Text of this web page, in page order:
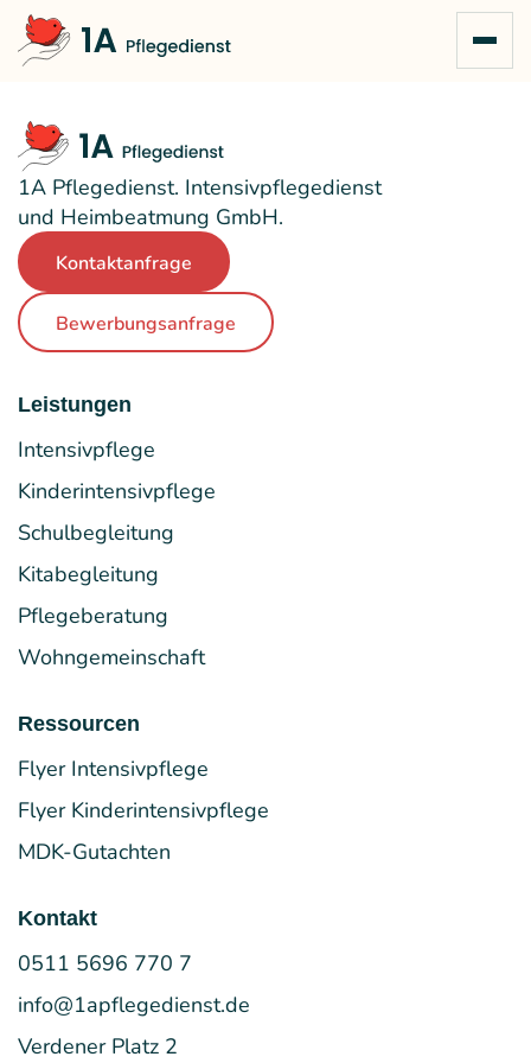
1A Pflegedienst. Intensivpflegedienst
und Heimbeatmung GmbH.
Kontaktanfrage
Bewerbungsanfrage
Leistungen
Intensivpflege
Kinderintensivpflege
Schulbegleitung
Kitabegleitung
Pflegeberatung
Wohngemeinschaft
Ressourcen
Flyer Intensivpflege
Flyer Kinderintensivpflege
MDK-Gutachten
Kontakt
0511 5696 770 7
info@1apflegedienst.de
Verdener Platz 2